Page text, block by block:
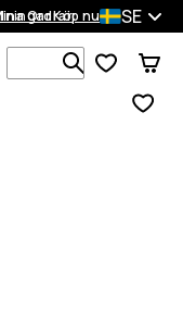
Köp nu
Ordrar SE
Sök bland